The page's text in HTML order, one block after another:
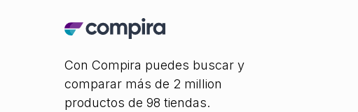
Con Compira puedes buscar y
comparar más de 2 million
productos de 98 tiendas.